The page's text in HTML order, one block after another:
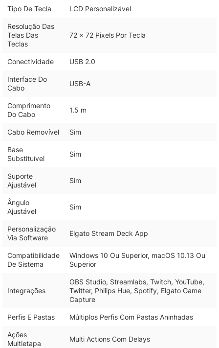
Tipo De Tecla LCD Personalizável
Resolução Das
Telas Das
Teclas
72 x 72 Pixels Por Tecla
Conectividade USB 2.0
Interface Do
Cabo
USB-A
Comprimento
Do Cabo
1.5 m
Cabo Removível Sim
Base
Substituível
Sim
Suporte
Ajustável
Sim
Ângulo
Ajustável
Sim
Personalização
Via Software
Elgato Stream Deck App
Compatibilidade
De Sistema
Windows 10 Ou Superior, macOS 10.13 Ou
Superior
Integrações
OBS Studio, Streamlabs, Twitch, YouTube,
Twitter, Philips Hue, Spotify, Elgato Game
Capture
Perfis E Pastas Múltiplos Perfis Com Pastas Aninhadas
Ações
Multietapa
Multi Actions Com Delays